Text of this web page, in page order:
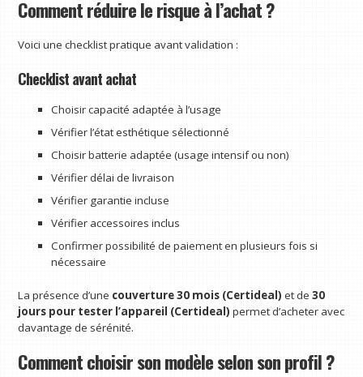
Comment réduire le risque à l’achat ?
Voici une checklist pratique avant validation :
Checklist avant achat
Choisir capacité adaptée à l’usage
Vérifier l’état esthétique sélectionné
Choisir batterie adaptée (usage intensif ou non)
Vérifier délai de livraison
Vérifier garantie incluse
Vérifier accessoires inclus
Confirmer possibilité de paiement en plusieurs fois si
nécessaire
La présence d’une couverture 30 mois (Certideal) et de30
jours pour tester l’appareil (Certideal) permet d’acheter avec
davantage de sérénité.
Comment choisir son modèle selon son profil ?